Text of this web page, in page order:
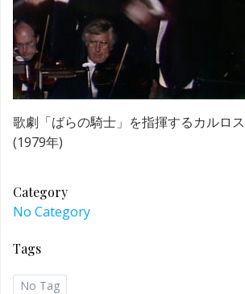
歌劇「ばらの騎士」を指揮するカルロ
(1979年)
Category
No Category
Tags
No Tag